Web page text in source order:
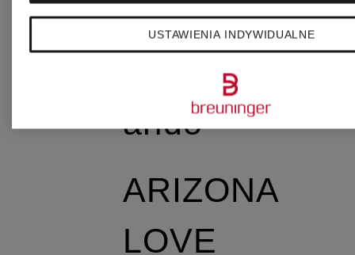
ariane ernst
arido
ARIZONA
LOVE
USTAWIENIA INDYWIDUALNE